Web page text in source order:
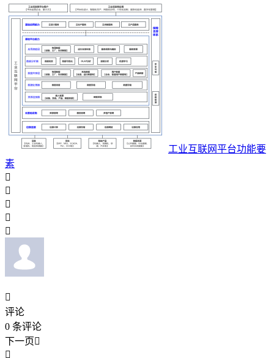
工业互联网平台功能要
素






评论
0 条评论
下一页
